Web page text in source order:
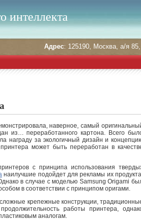
интеллекта
Адрес: 125190, Москва, а/я
наверное, самый
из… переработанного картона. Всего
награду за экологичный дизайн и
может быть переработан в
с принципа использования
наилучшие подойдет для рекламы их
в случае с моделью Samsung Origami
в соответствии с принципом оригами.
крепежные конструкции,
работы принтера,
аналогам.